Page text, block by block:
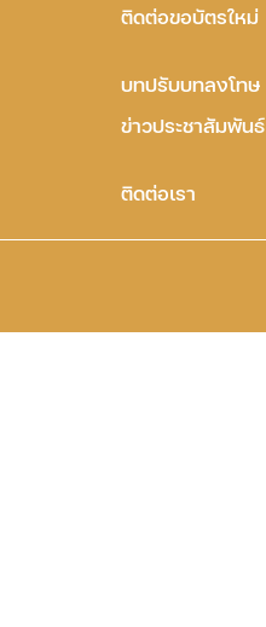
ติดต่อขอบัตรใหม่
บทปรับบทลงโทษ
ข่าวประชาสัมพันธ์
ติดต่อเรา